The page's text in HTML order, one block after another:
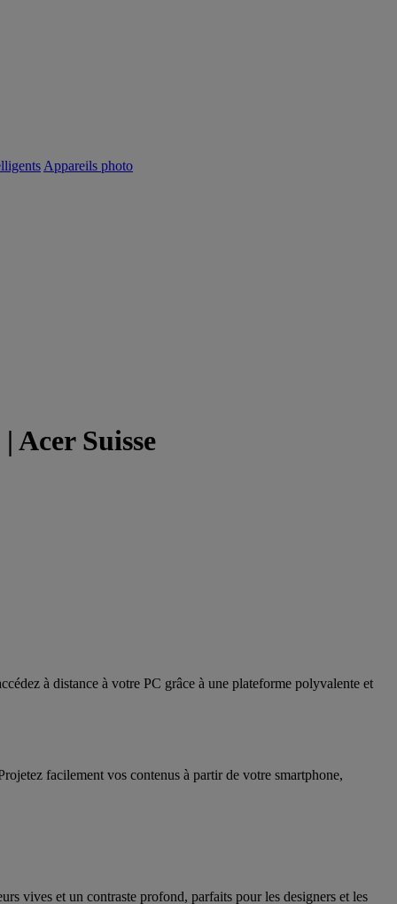
Appareils photo
Acer Suisse
à distance à votre PC grâce à une plateforme polyvalente et
facilement vos contenus à partir de votre smartphone,
vives et un contraste profond, parfaits pour les designers et les